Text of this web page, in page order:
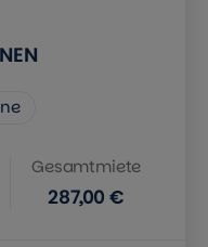
Gesamtmiete
287,00 €